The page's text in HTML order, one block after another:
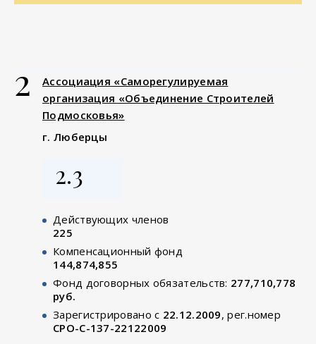
2
Ассоциация «Саморегулируемая
организация «Объединение Строителей
Подмосковья»
г. Люберцы
2.3
Действующих членов
225
Компенсационный фонд
144,874,855
Фонд договорных обязательств: 277,710,778
руб.
Зарегистрировано с 22.12.2009, рег.номер
СРО-С-137-22122009